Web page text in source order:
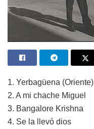
1. Yerbagüena (Oriente)
2. A mi chache Miguel
3. Bangalore Krishna
4. Se la llevó dios